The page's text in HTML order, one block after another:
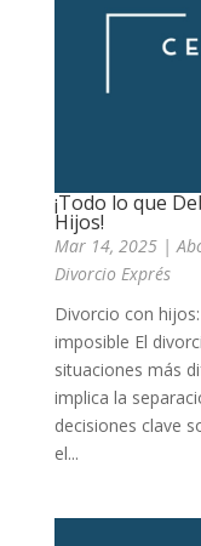
¡Todo lo que
Hijos!
Mar 14, 2025|
Divorcio Exprés
Divorcio con
imposible El
situaciones más
implica la
decisiones clave
el...